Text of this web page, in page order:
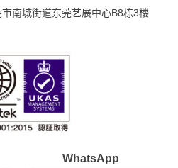
南城街道东莞艺展中心B8栋3楼
WhatsApp